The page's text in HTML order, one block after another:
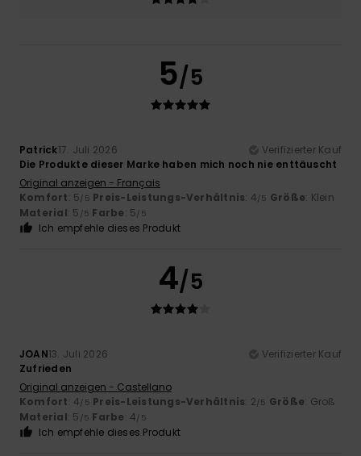
5/5
Patrick17. Juli 2026
Verifizierter Kauf
Die Produkte dieser Marke haben mich noch nie enttäuscht
Original anzeigen - Français
Komfort: 5/5 Preis-Leistungs-Verhältnis: 4/5 Größe: Klein
Material: 5 /5 Farbe: 5/5
Ich empfehle dieses Produkt
4/5
JOAN13. Juli 2026
Verifizierter Kauf
Zufrieden
Original anzeigen - Castellano
Komfort: 4/5 Preis-Leistungs-Verhältnis: 2/5 Größe: Groß
Material: 5 /5 Farbe: 4/5
Ich empfehle dieses Produkt